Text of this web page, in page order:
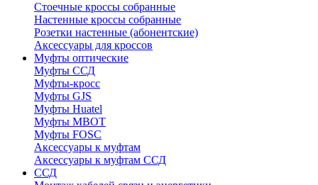
Стоечные кроссы собранные
Настенные кроссы собранные
Розетки настенные (абонентские)
Аксессуары для кроссов
Муфты оптические
Муфты ССД
Муфты-кросс
Муфты GJS
Муфты Huatel
Муфты МВОТ
Муфты FOSC
Аксессуары к муфтам
Аксессуары к муфтам ССД
ССД